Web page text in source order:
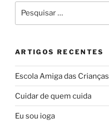
por:
ARTIGOS RECENTES
Escola Amiga das Crianças
Cuidar de quem cuida
Eu sou ioga